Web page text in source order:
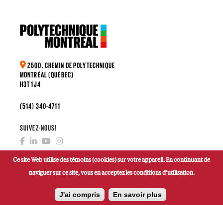
2500, CHEMIN DE POLYTECHNIQUE
MONTRÉAL (QUÉBEC)
H3T 1J4
(514) 340-4711
SUIVEZ-NOUS!
FAIRE UN DON
Ce site Web utilise des témoins (cookies) sur votre appareil. En continuant de
naviguer sur ce site, vous en acceptez les conditions d'utilisation.
J'ai compris En savoir plus